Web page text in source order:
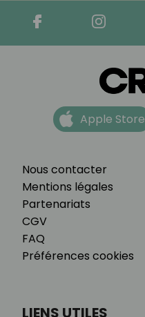
Nous contacter
Mentions légales
Partenariats
CGV
FAQ
Préférences cookies
Apple Store
LIENS UTILES